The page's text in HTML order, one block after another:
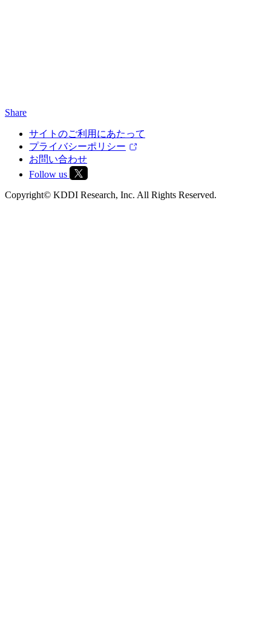
Share
サイトのご利用にあたって
プライバシーポリシー
お問い合わせ
Follow us
Copyright© KDDI Research, Inc. All Rights Reserved.